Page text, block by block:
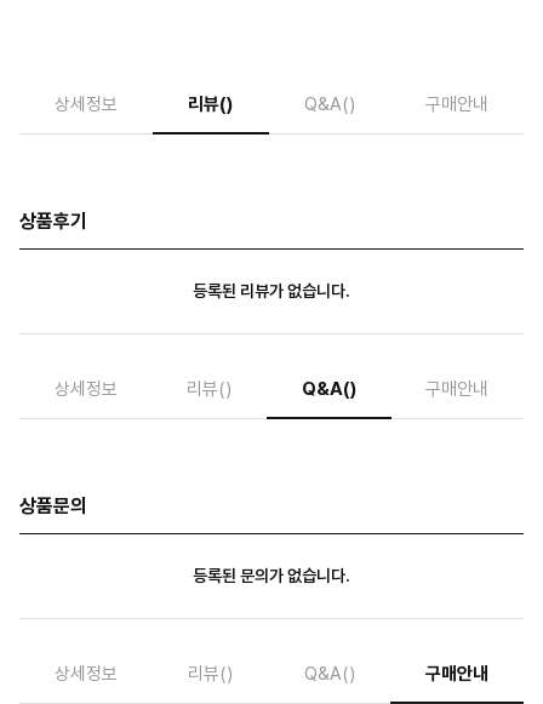
상세정보 리뷰() Q&A() 구매안내
상품후기
등록된 리뷰가 없습니다.
상세정보 리뷰() Q&A() 구매안내
상품문의
등록된 문의가 없습니다.
상세정보 리뷰() Q&A() 구매안내